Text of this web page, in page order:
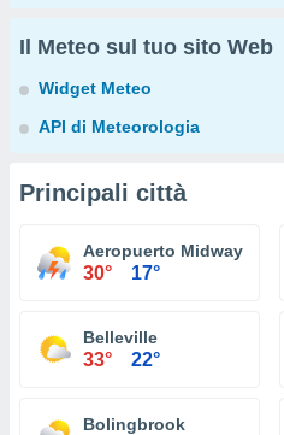
Il Meteo sul tuo sito Web
Widget Meteo
API di Meteorologia
Principali città
Aeropuerto Midway
30° 17°
Belleville
33° 22°
Bolingbrook